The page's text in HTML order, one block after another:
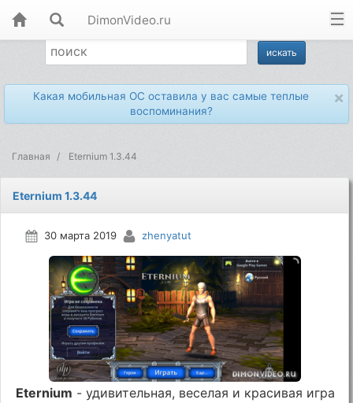
DimonVideo.ru
×
Какая мобильная ОС оставила у вас самые теплые
воспоминания?
Главная Eternium 1.3.44
Eternium 1.3.44
30 марта 2019 zhenyatut
Eternium - удивительная, веселая и красивая игра